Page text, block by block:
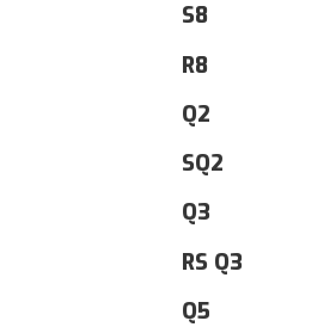
S8
R8
Q2
SQ2
Q3
RS Q3
Q5